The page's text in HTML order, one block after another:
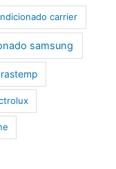
carrier
samsung